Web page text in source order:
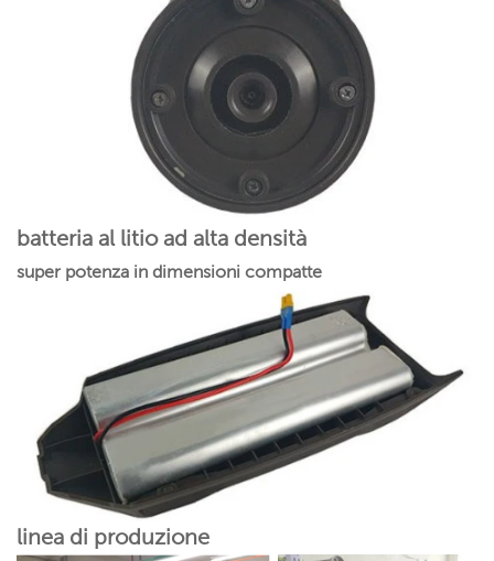
batteria al litio ad alta densità
super potenza in dimensioni compatte
linea di produzione